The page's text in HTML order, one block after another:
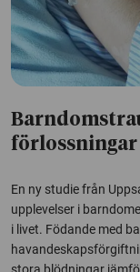
förlossningar
En ny studie från
upplevelser i
i livet. Födande med